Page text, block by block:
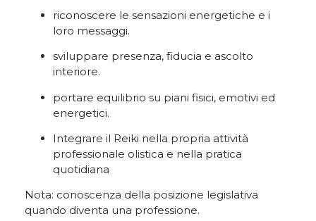
riconoscere le sensazioni energetiche e i
loro messaggi.
sviluppare presenza, fiducia e ascolto
interiore.
portare equilibrio su piani fisici, emotivi ed
energetici.
Integrare il Reiki nella propria attività
professionale olistica e nella pratica
quotidiana
Nota: conoscenza della posizione legislativa
quando diventa una professione.